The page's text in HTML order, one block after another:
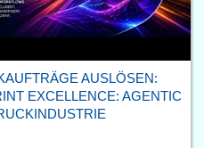
AUSLÖSEN:
EXCELLENCE: AGENTIC